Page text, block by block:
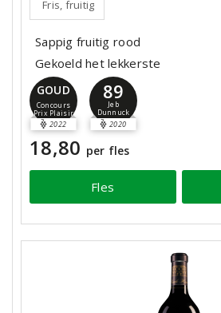
Fris, fruitig
Sappig fruitig rood
Gekoeld het lekkerste
GOUD
Concours
Prix Plaisir
2022
89
Jeb
Dunnuck
2020
18,80 per fles
Fles